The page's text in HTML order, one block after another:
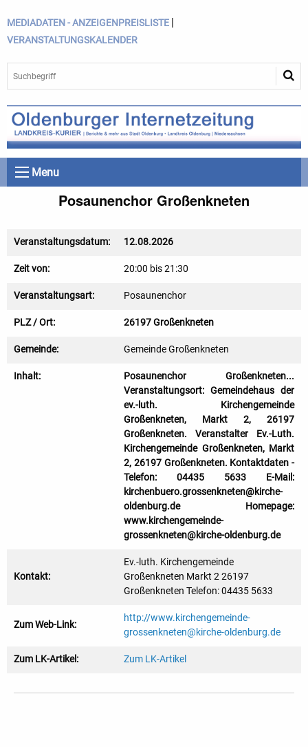
MEDIADATEN - ANZEIGENPREISLISTE |
VERANSTALTUNGSKALENDER
Menu
Posaunenchor Großenkneten
Veranstaltungsdatum: 12.08.2026
Zeit von: 20:00 bis 21:30
Veranstaltungsart: Posaunenchor
PLZ / Ort: 26197 Großenkneten
Gemeinde: Gemeinde Großenkneten
Inhalt:
Posaunenchor Großenkneten...
Veranstaltungsort: Gemeindehaus der
ev.-luth. Kirchengemeinde
Großenkneten, Markt 2, 26197
Großenkneten. Veranstalter Ev.-Luth.
Kirchengemeinde Großenkneten, Markt
2, 26197 Großenkneten. Kontaktdaten -
Telefon: 04435 5633 E-Mail:
kirchenbuero.grossenkneten@kirche-
oldenburg.de Homepage:
www.kirchengemeinde-
grossenkneten@kirche-oldenburg.de
Kontakt:
Ev.-luth. Kirchengemeinde
Großenkneten Markt 2 26197
Großenkneten Telefon: 04435 5633
Zum Web-Link:
http://www.kirchengemeinde-
grossenkneten@kirche-oldenburg.de
Zum LK-Artikel: Zum LK-Artikel